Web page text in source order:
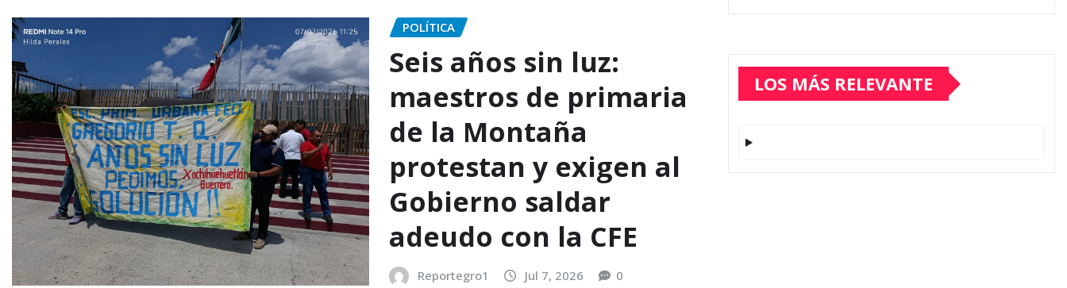
POLÍTICA
Seis años sin luz:
maestros de primaria
de la Montaña
protestan y exigen al
Gobierno saldar
adeudo con la CFE
Reportegro1 Jul 7, 2026 0
LOS MÁS RELEVANTE